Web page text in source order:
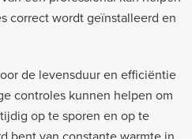
correct wordt geïnstalleerd en
de levensduur en efficiëntie
controles kunnen helpen om
op te sporen en op te